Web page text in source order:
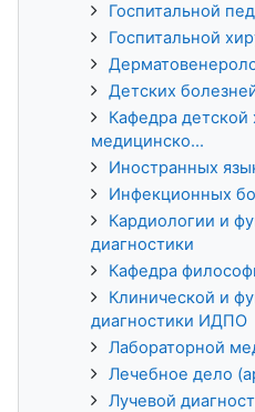
Госпитальной
Госпитальной
Детских
Кафедра детской
медицинско...
Иностранных
Инфекционных
Кардиологии и
диагностики
Кафедра
Клинической и
диагностики ИДПО
Лабораторной
Лечебное дело
Лучевой